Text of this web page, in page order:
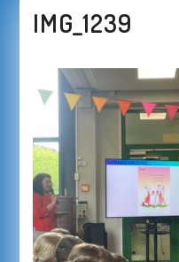
IMG_1239